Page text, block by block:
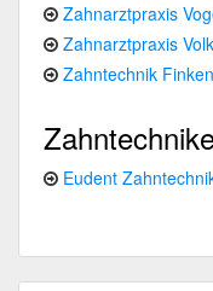
Zahnarztpraxis
Zahnarztpraxis
Zahntechnik
Eudent